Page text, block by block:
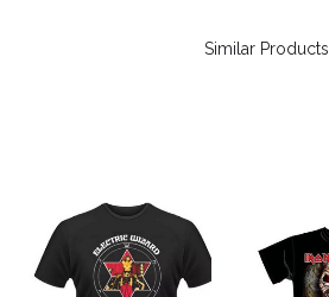
Similar Products